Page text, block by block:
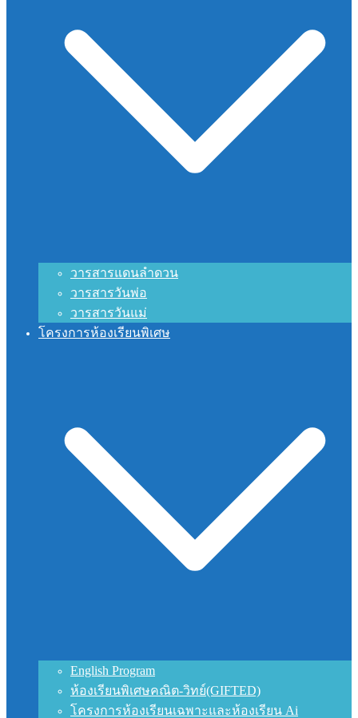
วารสารแดนลำดวน
วารสารวันพ่อ
วารสารวันแม่
โครงการห้องเรียนพิเศษ
English Program
ห้องเรียนพิเศษคณิต-วิทย์(GIFTED)
โครงการห้องเรียนเฉพาะและห้องเรียน Ai